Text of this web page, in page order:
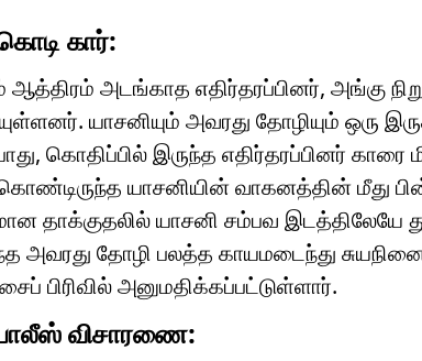
கார்:
ஆத்திரம் அடங்காத எதிர்தரப்பினர், அங்கு
யாசனியும் அவரது தோழியும் ஒரு
கொதிப்பில் இருந்த எதிர்தரப்பினர்
யாசனியின் வாகனத்தின் மீது
யாசனி சம்பவ இடத்திலேயே
அவரது தோழி பலத்த காயமடைந்து
பிரிவில் அனுமதிக்கப்பட்டுள்ளார்.
போலீஸ் விசாரணை: